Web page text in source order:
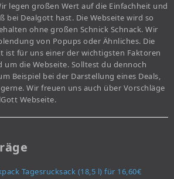
legen großen Wert auf die Einfachheit und
bei Dealgott hast. Die Webseite wird so
ohne großen Schnick Schnack. Wir
von Popups oder Ähnliches. Die
ist für uns einer der wichtigsten Faktoren
um die Webseite. Solltest du dennoch
Beispiel bei der Darstellung eines Deals,
Wir freuen uns auch über Vorschläge
Webseite.
Tagesrucksack (18,5 l) für 16,60€